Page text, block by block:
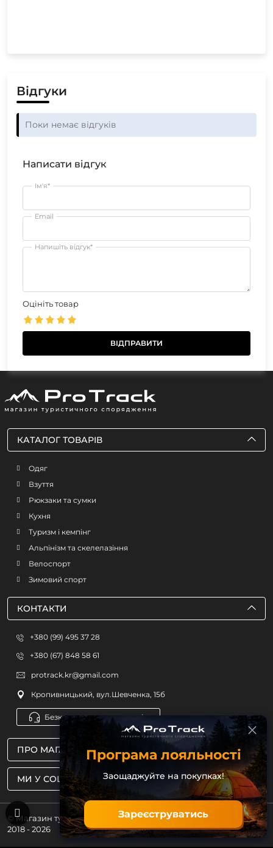
Відгуки
Поки немає відгуків
Написати відгук
Ім'я*
Email
Напишіть відгук*
Оцініть товар
МИ У СОЦМЕРЕЖАХ
ПРО МАГАЗИН
КАТАЛОГ ТОВАРІВ
Одяг
Взуття
Рюкзаки та сумки
Кухня
Туризм і кемпінг
Альпінізм та скелелазіння
Велоспорт
Зимовий спорт
КОНТАКТИ
+380 (99) 495 37 28
+380 (67) 848 58 61
protrack.kr@gmail.com
Кропивницький, вул.Шевченка, 15б
Безкоштовна консультація
© Магазин туристичного спорядження ProTrack
2018 - 2026
Програма лояльності
Заощаджуйте на покупках!
Зареєструватись